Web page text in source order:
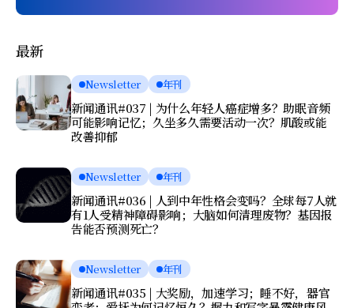
最新
Newsletter 年刊
新闻通讯#037 | 为什么年轻人癌症增多？助眠音频
可能影响记忆；久坐多久需要活动一次？肌酸或能
改善抑郁
Newsletter 年刊
新闻通讯#036 | 人到中年性格会变吗？全球每7人就
有1人受精神障碍影响；大脑如何清理废物？基因报
告能否预测死亡？
Newsletter 年刊
新闻通讯#035 | 大奖励，加速学习；睡不好，器官